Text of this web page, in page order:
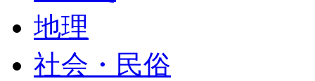
地理
社会・民俗